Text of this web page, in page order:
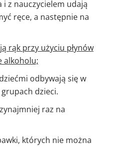
z nauczycielem udają
ręce, a następnie na
rąk przy użyciu płynów
alkoholu;
odbywają się w
dzieci.
raz na
których nie można